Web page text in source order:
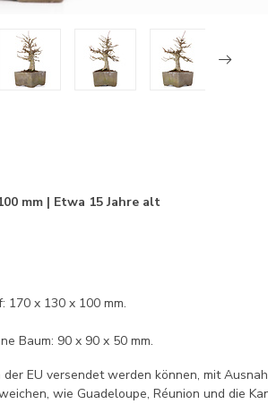
mm | Etwa 15 Jahre alt
170 x 130 x 100 mm.
Baum: 90 x 90 x 50 mm.
EU versendet werden können, mit
wie Guadeloupe, Réunion und die